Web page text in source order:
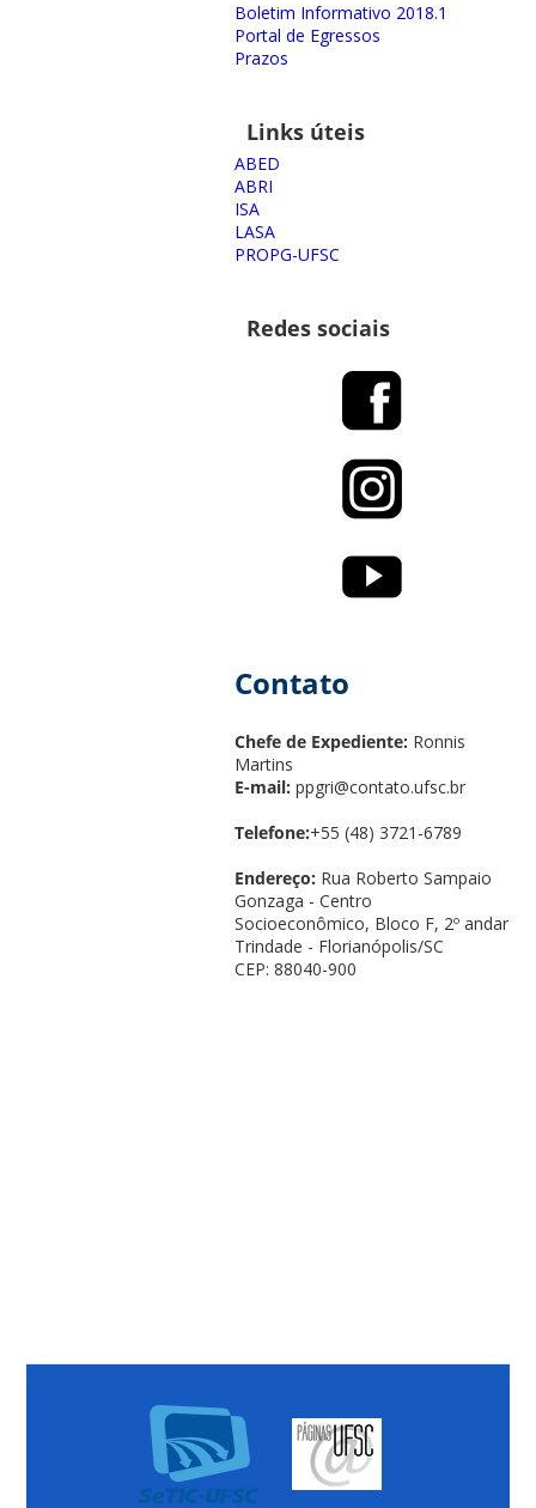
Boletim Informativo 2018.1
Portal de Egressos
Prazos
Links úteis
ABED
ABRI
ISA
LASA
PROPG-UFSC
Redes sociais
Contato
Chefe de Expediente: Ronnis
Martins
E-mail: ppgri@contato.ufsc.br
Telefone:+55 (48) 3721-6789
Endereço: Rua Roberto Sampaio
Gonzaga - Centro
Socioeconômico, Bloco F, 2º andar
Trindade - Florianópolis/SC
CEP: 88040-900